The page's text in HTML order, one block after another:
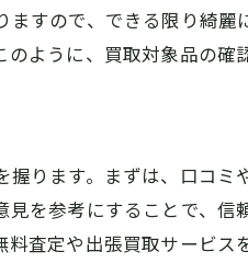
オンライン査
買取大吉大和八木
品物の状態を
時期による買
高額買取が期
すので、できる限り綺
ように、買取対象品の確
ります。まずは、口コ
を参考にすることで、
査定や出張買取サービ